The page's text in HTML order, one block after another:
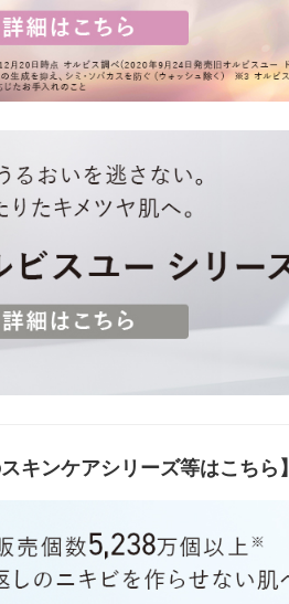
キンケアシリーズ等はこちら】